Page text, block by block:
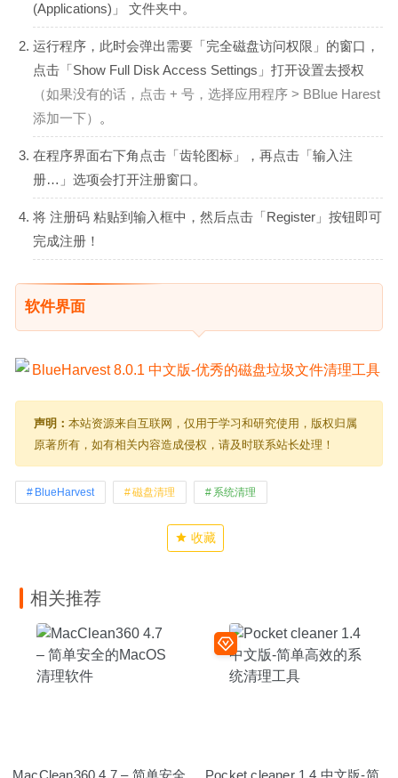
(Applications)」 文件夹中。
运行程序，此时会弹出需要「完全磁盘访问权限」的窗口，
点击「Show Full Disk Access Settings」打开设置去授权
（如果没有的话，点击 + 号，选择应用程序 > BBlue Harest
添加一下）
。
在程序界面右下角点击「齿轮图标」，再点击「输入注
册…」选项会打开注册窗口。
将 注册码 粘贴到输入框中，然后点击「Register」按钮即可
完成注册！
软件界面
声明： 本站资源来自互联网，仅用于学习和研究使用，版权归属
原著所有，如有相关内容造成侵权，请及时联系站长处理！
BlueHarvest 磁盘清理 系统清理
收藏
相关推荐